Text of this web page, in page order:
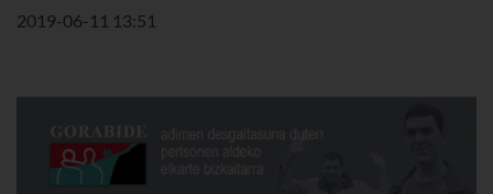
2019-06-11 13:51